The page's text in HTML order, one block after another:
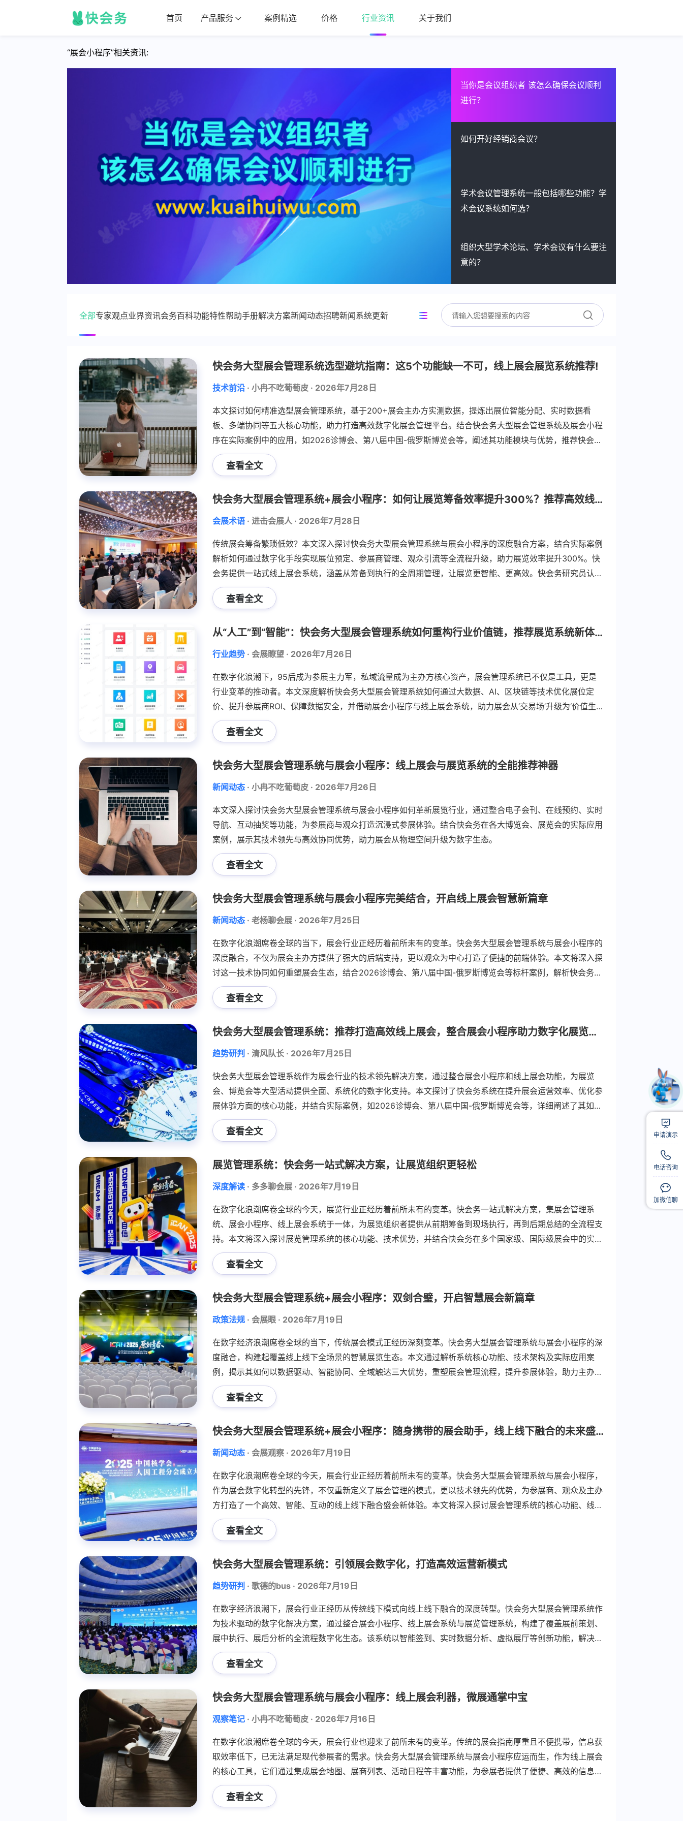
首页 产品服务 案例精选 价格 行业资讯 关于我们
“展会小程序”相关资讯:
当你是会议组织者 该怎么确保会议顺利
进行？
如何开好经销商会议？
学术会议管理系统一般包括哪些功能？学
术会议系统如何选？
组织大型学术论坛、学术会议有什么要注
意的？
全部专家观点业界资讯会务百科功能特性帮助手册解决方案新闻动态招聘新闻系统更新
案例分析行业趋势政策法规技术前沿
快会务大型展会管理系统选型避坑指南：这5个功能缺一不可，线上展会展览系统推荐!
技术前沿 · 小冉不吃葡萄皮 · 2026年7月28日
本文探讨如何精准选型展会管理系统，基于200+展会主办方实测数据，提炼出展位智能分配、实时数据看
板、多端协同等五大核心功能，助力打造高效数字化展会管理平台。结合快会务大型展会管理系统及展会小程
序在实际案例中的应用，如2026诊博会、第八届中国-俄罗斯博览会等，阐述其功能模块与优势，推荐快会务
作为展览管理系统优选方案。快会务研究员认为未来展览会将朝精品化、专业化、品牌化及会-展-赛-同期多
形式一体化发展。
查看全文
快会务大型展会管理系统+展会小程序：如何让展览筹备效率提升300%？推荐高效线上展览系统解决方案
会展术语 · 进击会展人 · 2026年7月28日
传统展会筹备繁琐低效？本文深入探讨快会务大型展会管理系统与展会小程序的深度融合方案，结合实际案例
解析如何通过数字化手段实现展位预定、参展商管理、观众引流等全流程升级，助力展览效率提升300%。快
会务提供一站式线上展会系统，涵盖从筹备到执行的全周期管理，让展览更智能、更高效。快会务研究员认为
未来展览会将朝精品化、专业化、品牌化及会-展-赛-同期多形式一体化发展，快会务大型展会管理系统将引
领行业创新。
查看全文
从“人工”到“智能”：快会务大型展会管理系统如何重构行业价值链，推荐展览系统新体验
行业趋势 · 会展瞭望 · 2026年7月26日
在数字化浪潮下，95后成为参展主力军，私域流量成为主办方核心资产，展会管理系统已不仅是工具，更是
行业变革的推动者。本文深度解析快会务大型展会管理系统如何通过大数据、AI、区块链等技术优化展位定
价、提升参展商ROI、保障数据安全，并借助展会小程序与线上展会系统，助力展会从‘交易场’升级为‘价值生
态圈’。结合快会务在2026诊博会、第八届中国-俄罗斯博览会等实际案例，探讨展览会未来精品化、专业化、
品牌化及会-展-赛-同期多形式一体化发展趋势。
查看全文
快会务大型展会管理系统与展会小程序：线上展会与展览系统的全能推荐神器
新闻动态 · 小冉不吃葡萄皮 · 2026年7月26日
本文深入探讨快会务大型展会管理系统与展会小程序如何革新展览行业，通过整合电子会刊、在线预约、实时
导航、互动抽奖等功能，为参展商与观众打造沉浸式参展体验。结合快会务在各大博览会、展览会的实际应用
案例，展示其技术领先与高效协同优势，助力展会从物理空间升级为数字生态。
查看全文
快会务大型展会管理系统与展会小程序完美结合，开启线上展会智慧新篇章
新闻动态 · 老杨聊会展 · 2026年7月25日
在数字化浪潮席卷全球的当下，展会行业正经历着前所未有的变革。快会务大型展会管理系统与展会小程序的
深度融合，不仅为展会主办方提供了强大的后端支持，更以观众为中心打造了便捷的前端体验。本文将深入探
讨这一技术协同如何重塑展会生态，结合2026诊博会、第八届中国-俄罗斯博览会等标杆案例，解析快会务如
何通过智能签到、动态导航、商务配对等功能模块，实现观众转化率提升40%、商务配对成功率提高35%的实
效，为展会行业数字化转型提供可复制的“中国方案”。
查看全文
快会务大型展会管理系统：推荐打造高效线上展会，整合展会小程序助力数字化展览系统新模式
趋势研判 · 清风队长 · 2026年7月25日
快会务大型展会管理系统作为展会行业的技术领先解决方案，通过整合展会小程序和线上展会功能，为展览
会、博览会等大型活动提供全面、系统化的数字化支持。本文探讨了快会务系统在提升展会运营效率、优化参
展体验方面的核心功能，并结合实际案例，如2026诊博会、第八届中国-俄罗斯博览会等，详细阐述了其如何
助力展会行业实现高效、专业的数字化管理新模式。
查看全文
展览管理系统：快会务一站式解决方案，让展览组织更轻松
深度解读 · 多多聊会展 · 2026年7月19日
在数字化浪潮席卷全球的今天，展览行业正经历着前所未有的变革。快会务一站式解决方案，集展会管理系
统、展会小程序、线上展会系统于一体，为展览组织者提供从前期筹备到现场执行，再到后期总结的全流程支
持。本文将深入探讨展览管理系统的核心功能、技术优势，并结合快会务在多个国家级、国际级展会中的实际
应用案例，展示其如何助力展览组织工作更轻松、高效，推动展览事业迈向新高度。
查看全文
快会务大型展会管理系统+展会小程序：双剑合璧，开启智慧展会新篇章
政策法规 · 会展眼 · 2026年7月19日
在数字经济浪潮席卷全球的当下，传统展会模式正经历深刻变革。快会务大型展会管理系统与展会小程序的深
度融合，构建起覆盖线上线下全场景的智慧展览生态。本文通过解析系统核心功能、技术架构及实际应用案
例，揭示其如何以数据驱动、智能协同、全域触达三大优势，重塑展会管理流程，提升参展体验，助力主办方
实现数字化转型。从2026诊博会的医疗资源精准对接，到第八届中俄博览会的跨国商务撮合，再到深圳文博
会的百万级流量裂变，快会务已验证其作为行业标杆的技术实力与服务价值。
查看全文
快会务大型展会管理系统+展会小程序：随身携带的展会助手，线上线下融合的未来盛会新体验
新闻动态 · 会展观察 · 2026年7月19日
在数字化浪潮席卷全球的今天，展会行业正经历着前所未有的变革。快会务大型展会管理系统与展会小程序，
作为展会数字化转型的先锋，不仅重新定义了展会管理的模式，更以技术领先的优势，为参展商、观众及主办
方打造了一个高效、智能、互动的线上线下融合盛会新体验。本文将深入探讨展会管理系统的核心功能、线上
展会系统的创新应用，以及快会务如何通过其大型展会管理系统与展会小程序，在多个国家级、国际级展会中
实现高效运营，推动展会行业迈向未来。
查看全文
快会务大型展会管理系统：引领展会数字化，打造高效运营新模式
趋势研判 · 歌德的bus · 2026年7月19日
在数字经济浪潮下，展会行业正经历从传统线下模式向线上线下融合的深度转型。快会务大型展会管理系统作
为技术驱动的数字化解决方案，通过整合展会小程序、线上展会系统与展览管理系统，构建了覆盖展前策划、
展中执行、展后分析的全流程数字化生态。该系统以智能签到、实时数据分析、虚拟展厅等创新功能，解决了
传统展会效率低下、数据割裂、体验单一等痛点，助力主办方实现降本增效。本文结合2026诊博会、第八届
中国-俄罗斯博览会等实际案例，深入探讨快会务如何通过技术赋能展会行业，打造高效、专业、可持续的数
查看全文
快会务大型展会管理系统与展会小程序：线上展会利器，微展通掌中宝
观察笔记 · 小冉不吃葡萄皮 · 2026年7月16日
在数字化浪潮席卷全球的今天，展会行业也迎来了前所未有的变革。传统的展会指南厚重且不便携带，信息获
取效率低下，已无法满足现代参展者的需求。快会务大型展会管理系统与展会小程序应运而生，作为线上展会
的核心工具，它们通过集成展会地图、展商列表、活动日程等丰富功能，为参展者提供了便捷、高效的信息获
取渠道。结合微展通的技术优势，快会务系统不仅提升了展会的组织效率，更优化了参展体验，让信息触手可
及，成为展会行业的革新之力。本文将深入探讨快会务大型展会管理系统的功能、优势及实际应用案例，展示
查看全文
申请演示
电话咨询
加微信聊
扫码
扫码